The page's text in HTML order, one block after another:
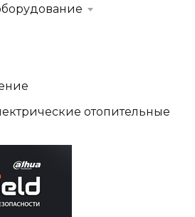
отопительные